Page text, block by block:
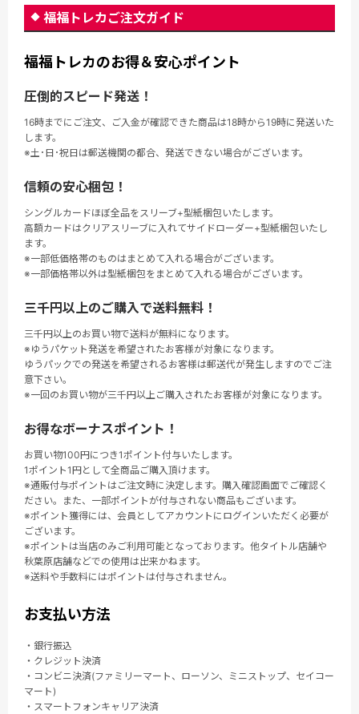
福福トレカご注文ガイド
福福トレカのお得＆安心ポイント
圧倒的スピード発送！
16時までにご注文、ご入金が確認できた商品は18時から19時に発送いた
します。
※土･日･祝日は郵送機関の都合、発送できない場合がございます。
信頼の安心梱包！
シングルカードほぼ全品をスリーブ+型紙梱包いたします。
高額カードはクリアスリーブに入れてサイドローダー+型紙梱包いたし
ます。
※一部低価格帯のものはまとめて入れる場合がございます。
※一部価格帯以外は型紙梱包をまとめて入れる場合がございます。
三千円以上のご購入で送料無料！
三千円以上のお買い物で送料が無料になります。
※ゆうパケット発送を希望されたお客様が対象になります。
ゆうパックでの発送を希望されるお客様は郵送代が発生しますのでご注
意下さい。
※一回のお買い物が三千円以上ご購入されたお客様が対象になります。
お得なボーナスポイント！
お買い物100円につき1ポイント付与いたします。
1ポイント1円として全商品ご購入頂けます。
※通販付与ポイントはご注文時に決定します。購入確認画面でご確認く
ださい。また、一部ポイントが付与されない商品もございます。
※ポイント獲得には、会員としてアカウントにログインいただく必要が
ございます。
※ポイントは当店のみご利用可能となっております。他タイトル店舗や
秋葉原店舗などでの使用は出来かねます。
※送料や手数料にはポイントは付与されません。
お支払い方法
・銀行振込
・クレジット決済
・コンビニ決済(ファミリーマート、ローソン、ミニストップ、セイコー
マート)
・スマートフォンキャリア決済